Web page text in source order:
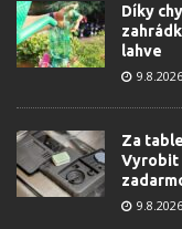
Díky
lahve
9.8.2026
Za
Vyrobit
9.8.2026